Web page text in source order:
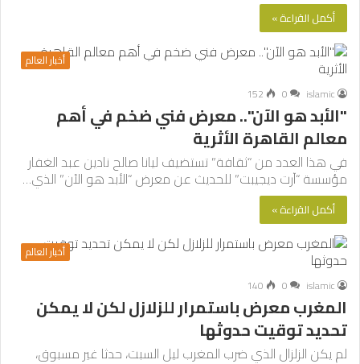
أكمل القراءة »
أخبار العالم
islamic
0
152
"الأبد هو الآن".. معرض فني ضخم في أهم
معالم القاهرة الأثرية
في هذا العدد من “ثقافة” تستضيف ليانا صالح نادين عبد الغفار
مؤسسة “آرت ديجيبت” للحديث عن معرض “الأبد هو الآن” الذي…
أكمل القراءة »
أخبار العالم
islamic
0
140
المغرب معرض باستمرار للزلازل لكن لا يمكن
تحديد توقيت حدوثها
لم يكن الزلزال الذي ضرب المغرب ليل السبت، حدثا غير مسبوق،